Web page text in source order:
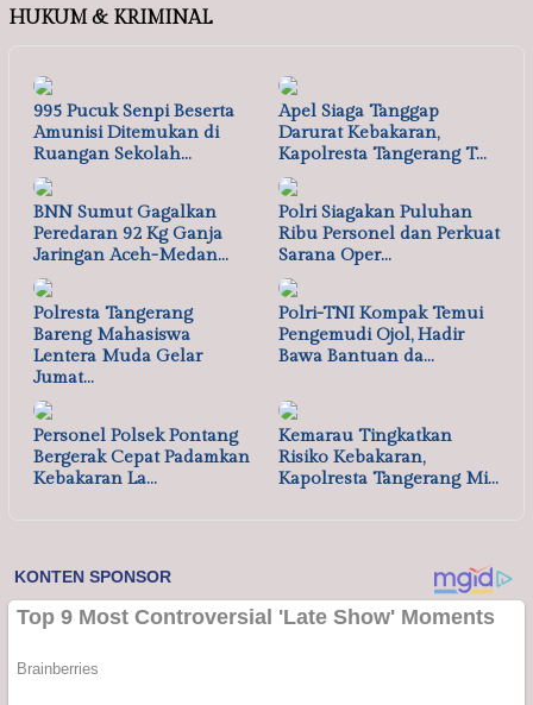
HUKUM & KRIMINAL
995 Pucuk Senpi Beserta
Amunisi Ditemukan di
Ruangan Sekolah…
Apel Siaga Tanggap
Darurat Kebakaran,
Kapolresta Tangerang T…
BNN Sumut Gagalkan
Peredaran 92 Kg Ganja
Jaringan Aceh-Medan…
Polri Siagakan Puluhan
Ribu Personel dan Perkuat
Sarana Oper…
Polresta Tangerang
Bareng Mahasiswa
Lentera Muda Gelar
Jumat…
Polri-TNI Kompak Temui
Pengemudi Ojol, Hadir
Bawa Bantuan da…
Personel Polsek Pontang
Bergerak Cepat Padamkan
Kebakaran La…
Kemarau Tingkatkan
Risiko Kebakaran,
Kapolresta Tangerang Mi…